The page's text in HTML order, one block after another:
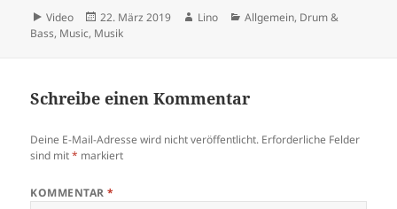
Format
Video
Veröffentlicht
am
22. März 2019 Autor
Lino Kategorien
Allgemein, Drum &
Bass, Music, Musik
Schreibe einen Kommentar
Deine E-Mail-Adresse wird nicht veröffentlicht. Erforderliche Felder
sind mit* markiert
KOMMENTAR*